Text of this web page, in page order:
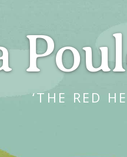
‘THE RED